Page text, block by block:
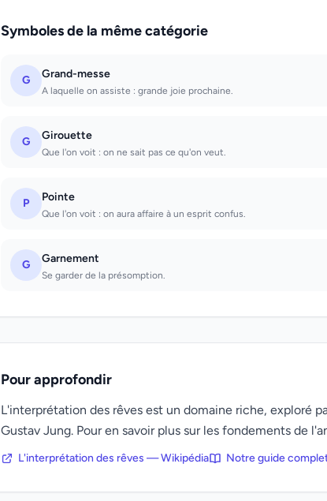
Symboles de la même catégorie
G Grand-messe
A laquelle on assiste : grande joie prochaine.
G Girouette
Que l'on voit : on ne sait pas ce qu'on veut.
P Pointe
Que l'on voit : on aura affaire à un esprit confus.
G Garnement
Se garder de la présomption.
Pour approfondir
L'interprétation des rêves est un domaine riche, exploré
Gustav Jung. Pour en savoir plus sur les fondements de
L'interprétation des rêves — Wikipédia Notre guide